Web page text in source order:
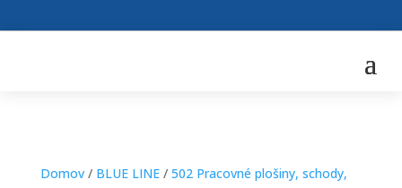
Domov/ BLUE LINE/ 502 Pracovné plošiny, schody,